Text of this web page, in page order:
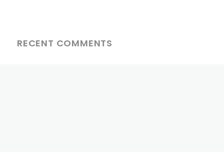
RECENT COMMENTS